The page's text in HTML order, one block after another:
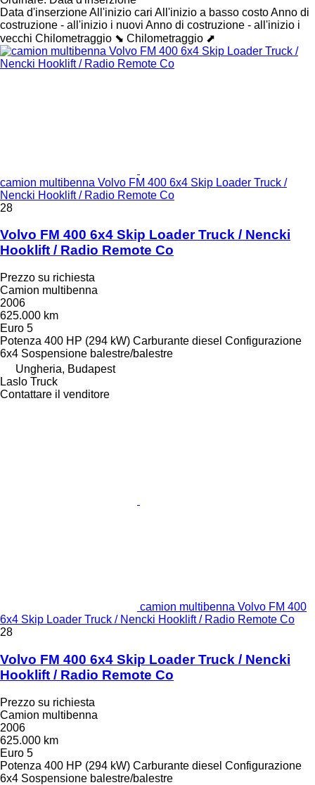
Data d'inserzioneAll'inizio cari All'inizio a basso costoAnno di
costruzione - all'inizio i nuovi Anno di costruzione - all'inizio i
vecchi Chilometraggio ⬊ Chilometraggio ⬈
camion multibenna Volvo FM 400 6x4 Skip Loader Truck /
Nencki Hooklift / Radio Remote Co
28
Volvo FM 400 6x4 Skip Loader Truck / Nencki
Hooklift / Radio Remote Co
Prezzo su richiesta
Camion multibenna
2006
625.000 km
Euro 5
Potenza 400 HP (294 kW) Carburante diesel Configurazione
6x4 Sospensione balestre/balestre
Ungheria, Budapest
Laslo Truck
Contattare il venditore
camion multibenna Volvo FM 400
6x4 Skip Loader Truck / Nencki Hooklift / Radio Remote Co
28
Volvo FM 400 6x4 Skip Loader Truck / Nencki
Hooklift / Radio Remote Co
Prezzo su richiesta
Camion multibenna
2006
625.000 km
Euro 5
Potenza 400 HP (294 kW) Carburante diesel Configurazione
6x4 Sospensione balestre/balestre